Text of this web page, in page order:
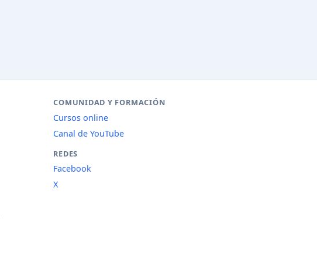
COMUNIDAD Y FORMACIÓN
Cursos online
Canal de YouTube
REDES
Facebook
X